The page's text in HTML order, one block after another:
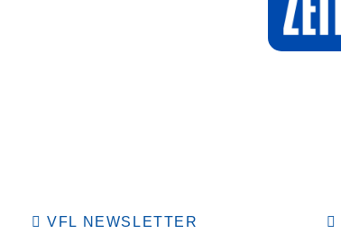
VFL NEWSLETTER